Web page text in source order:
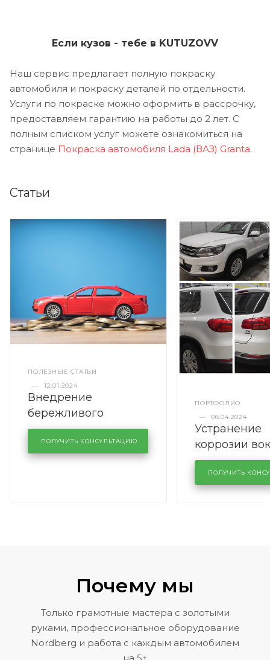
Если кузов - тебе в KUTUZOVV
Наш сервис предлагает полную покраску
автомобиля и покраску деталей по отдельности.
Услуги по покраске можно оформить в рассрочку,
предоставляем гарантию на работы до 2 лет. С
полным списком услуг можете ознакомиться на
странице Покраска автомобиля Lada (ВАЗ) Granta.
Статьи
ПОЛЕЗНЫЕ СТАТЬИ
—
12.01.2024
Внедрение
бережливого
производства в
кузовном сервисе
KUTUZOVV
ПОЛУЧИТЬ КОНСУЛЬТАЦИЮ
ПОРТФОЛИО
—
08.04.2024
Устранение
коррозии
лобового
районе
Volkswagen
ПОЛУЧИТЬ
Почему мы
Только грамотные мастера с золотыми
руками, профессиональное оборудование
Nordberg и работа с каждым автомобилем